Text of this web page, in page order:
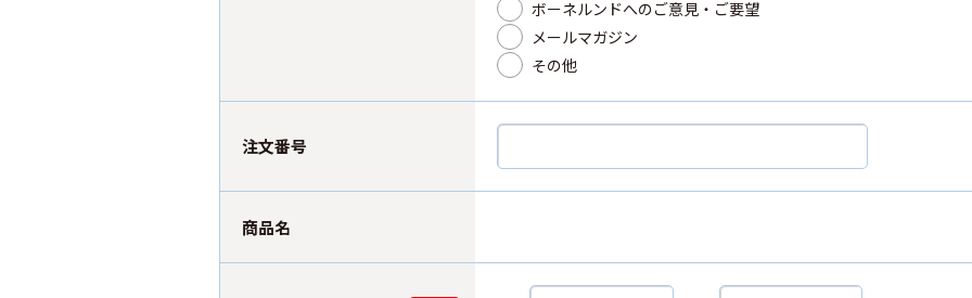
ボーネルンドへのご意見・ご要望
メールマガジン
その他
注文番号
商品名